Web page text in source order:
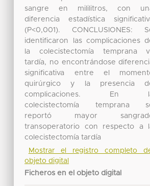
sangre en mililitros, con
diferencia estadística
(P<0,001). CONCLUSIONES:
identificaron las complicaciones
la colecistectomía temprana
tardía, no encontrándose
significativa entre el
quirúrgico y la presencia
complicaciones. En
colecistectomía temprana
reportó mayor
transoperatorio con respecto a
colecistectomía tardía
Mostrar el registro completo
objeto digital
Ficheros en el objeto digital